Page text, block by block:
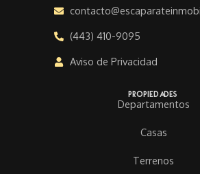
-
m
(443) 410-9095
Aviso de Privacidad
Propiedades
Departamentos
Casas
Terrenos